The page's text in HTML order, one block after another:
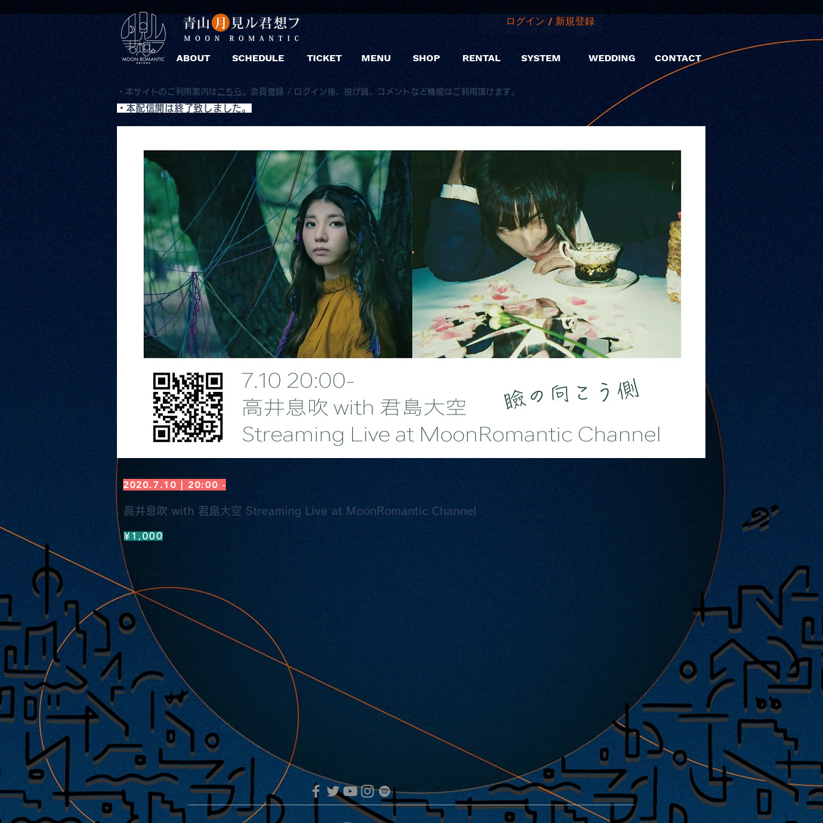
ABOUT SCHEDULE TICKET MENU SHOP
ログイン / 新規登録
RENTAL SYSTEM WEDDING CONTACT
・本サイトのご利用案内は こちら 。 会員登録 / ログイン後、投げ銭、コメントなど機能はご利用頂けます。
​・本配信開は終了致しました。
2020.7.10 | 20:00 -
高井息吹 with 君島大空 Streaming Live at MoonRomantic Channel
¥1,000